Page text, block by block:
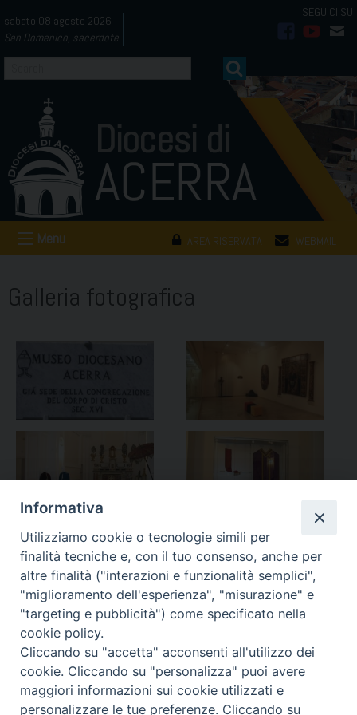
to
content
sabato 08 agosto 2026
San Domenico, sacerdote
AREA RISERVATA WEBMAIL
Menu
Galleria fotografica
Informativa
Utilizziamo cookie o tecnologie simili per
finalità tecniche e, con il tuo consenso, anche per
altre finalità ("interazioni e funzionalità semplici",
"miglioramento dell'esperienza", "misurazione" e
"targeting e pubblicità") come specificato nella
cookie policy.
Cliccando su "accetta" acconsenti all'utilizzo dei
cookie. Cliccando su "personalizza" puoi avere
maggiori informazioni sui cookie utilizzati e
personalizzare le tue preferenze. Cliccando su